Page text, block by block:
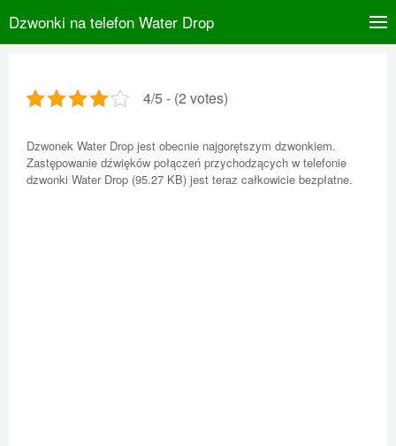
Dzwonki na telefon Water Drop
4/5 - (2 votes)
Dzwonek Water Drop jest obecnie najgorętszym dzwonkiem.
Zastępowanie dźwięków połączeń przychodzących w telefonie
dzwonki Water Drop (95.27 KB) jest teraz całkowicie bezpłatne.